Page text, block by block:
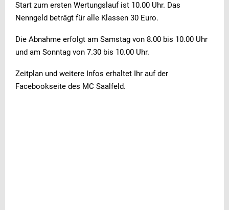
Start zum ersten Wertungslauf ist 10.00 Uhr. Das
Nenngeld beträgt für alle Klassen 30 Euro.
Die Abnahme erfolgt am Samstag von 8.00 bis 10.00 Uhr
und am Sonntag von 7.30 bis 10.00 Uhr.
Zeitplan und weitere Infos erhaltet Ihr auf der
Facebookseite des MC Saalfeld.